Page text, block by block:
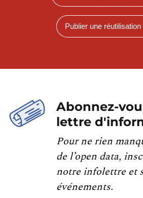
Publier une réutilisation
Abonnez-
lettre
Pour ne rien
de l’open data,
notre infolettre et
événements.